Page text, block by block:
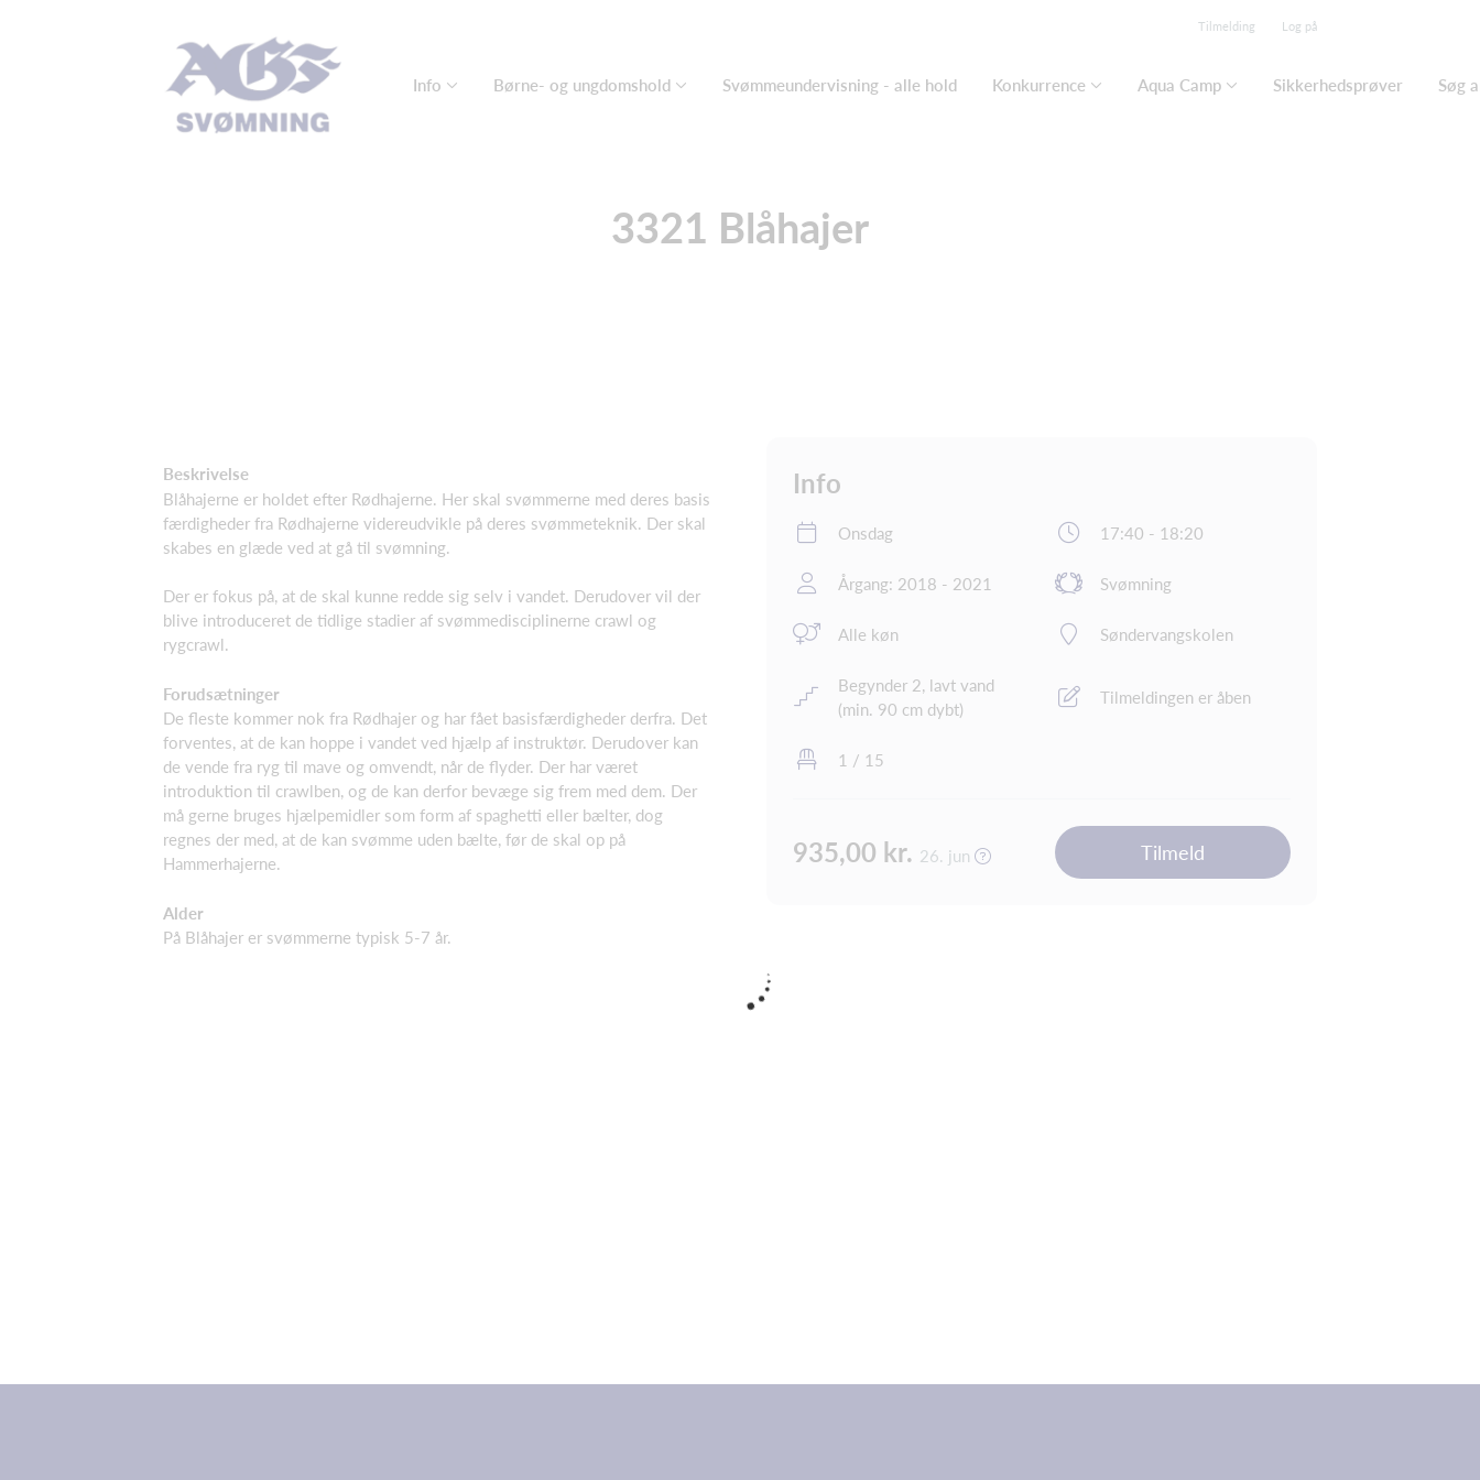
Tilmelding Log på
Info Børne- og ungdomshold Svømmeundervisning - alle hold Konkurrence Aqua Camp Sikkerhedsprøver Søg
3321 Blåhajer
Beskrivelse
Blåhajerne er holdet efter Rødhajerne. Her skal svømmerne med deres basis
færdigheder fra Rødhajerne videreudvikle på deres svømmeteknik. Der skal
skabes en glæde ved at gå til svømning.
Der er fokus på, at de skal kunne redde sig selv i vandet. Derudover vil der
blive introduceret de tidlige stadier af svømmedisciplinerne crawl og
rygcrawl.
Forudsætninger
De fleste kommer nok fra Rødhajer og har fået basisfærdigheder derfra. Det
forventes, at de kan hoppe i vandet ved hjælp af instruktør. Derudover kan
de vende fra ryg til mave og omvendt, når de flyder. Der har været
introduktion til crawlben, og de kan derfor bevæge sig frem med dem. Der
må gerne bruges hjælpemidler som form af spaghetti eller bælter, dog
regnes der med, at de kan svømme uden bælte, før de skal op på
Hammerhajerne.
Alder
På Blåhajer er svømmerne typisk 5-7 år.
Info
Onsdag 17:40 - 18:20
Årgang: 2018 - 2021 Svømning
Alle køn Søndervangskolen
Begynder 2, lavt vand
(min. 90 cm dybt)
Tilmeldingen er åben
1 / 15
935,00 kr. 26. jun Tilmeld